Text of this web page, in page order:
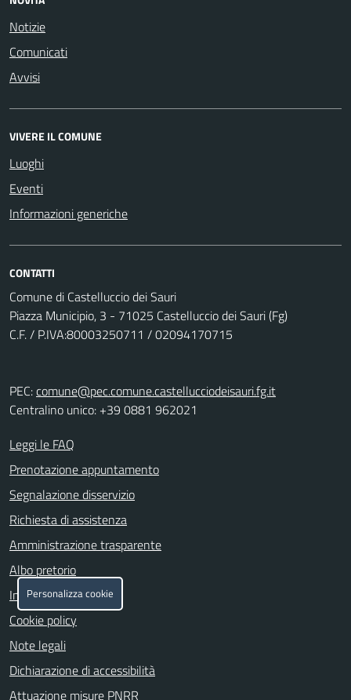
Notizie
Comunicati
Avvisi
VIVERE IL COMUNE
Luoghi
Eventi
Informazioni generiche
CONTATTI
Comune di Castelluccio dei Sauri
Piazza Municipio, 3 - 71025 Castelluccio dei Sauri (Fg)
C.F. / P.IVA:80003250711 / 02094170715
PEC:comune@pec.comune.castellucciodeisauri.fg.it
Centralino unico: +39 0881 962021
Leggi le FAQ
Prenotazione appuntamento
Segnalazione disservizio
Richiesta di assistenza
Amministrazione trasparente
Albo pretorio
Informativa privacy
Cookie policy
Note legali
Dichiarazione di accessibilità
Attuazione misure PNRR
Personalizza cookie